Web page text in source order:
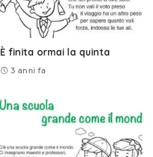
È finita ormai la quinta
3 anni fa